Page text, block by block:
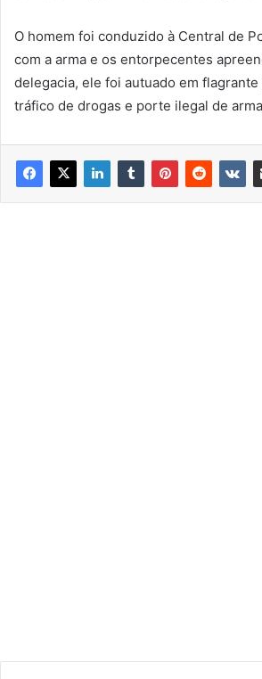
O homem foi conduzido à Central de
com a arma e os entorpecentes
delegacia, ele foi autuado em
tráfico de drogas e porte ilegal de